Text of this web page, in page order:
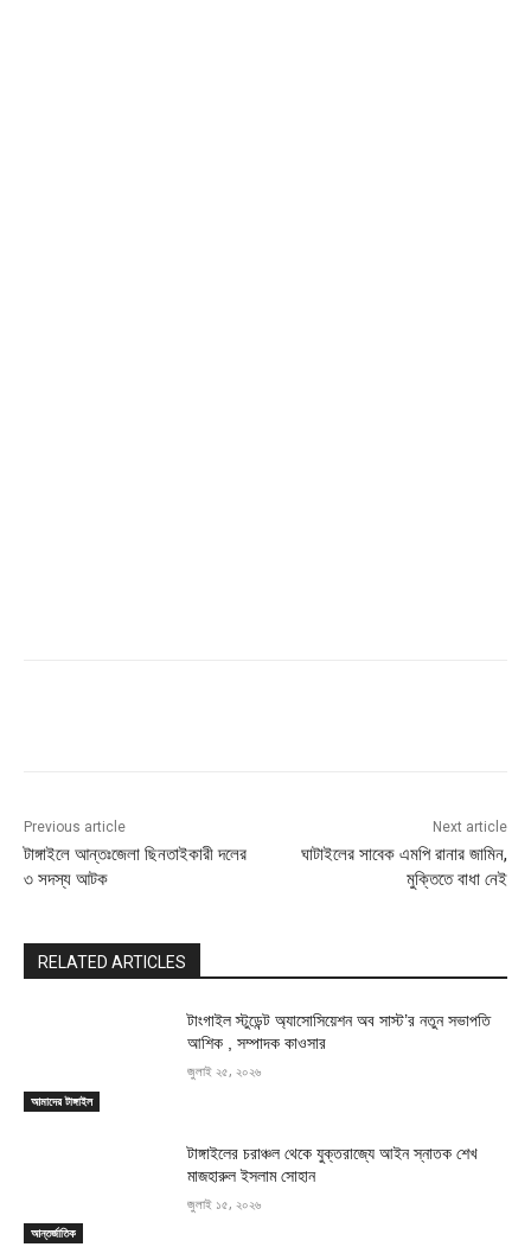
Previous article
টাঙ্গাইলে আন্তঃজেলা ছিনতাইকারী দলের
৩ সদস্য আটক
Next article
ঘাটাইলের সাবেক এমপি রানার জামিন,
মুক্তিতে বাধা নেই
RELATED ARTICLES
আমাদের টাঙ্গাইল
টাংগাইল স্টুডেন্ট অ্যাসোসিয়েশন অব সাস্ট’র নতুন সভাপতি
আশিক , সম্পাদক কাওসার
জুলাই ২৫, ২০২৬
আন্তর্জাতিক
টাঙ্গাইলের চরাঞ্চল থেকে যুক্তরাজ্যে আইন স্নাতক শেখ
মাজহারুল ইসলাম সোহান
জুলাই ১৫, ২০২৬